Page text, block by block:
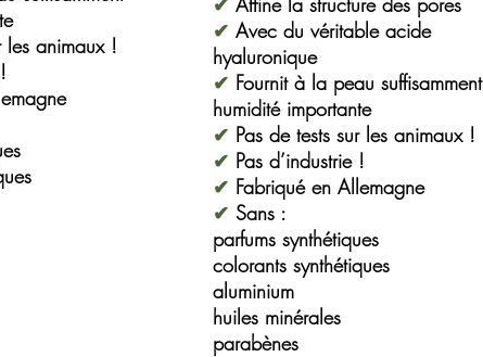
les animaux !
✔ Avec du véritable acide
hyaluronique
✔ Fournit à la peau suffisamment
humidité importante
✔ Pas de tests sur les animaux !
✔ Pas d’industrie !
✔ Fabriqué en Allemagne
✔ Sans :
parfums synthétiques
colorants synthétiques
aluminium
huiles minérales
parabènes